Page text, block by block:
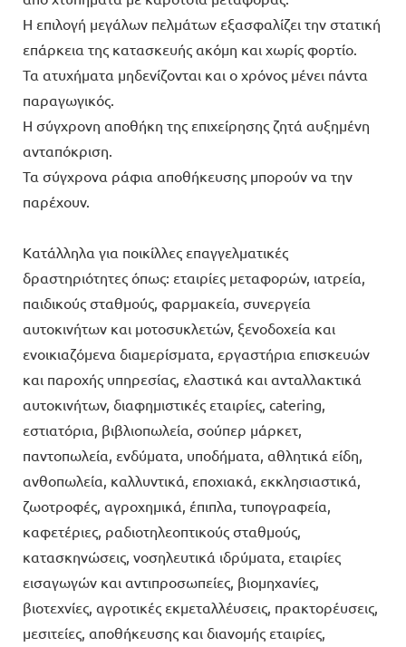
Η επιλογή μεγάλων πελμάτων εξασφαλίζει την στατική
επάρκεια της κατασκευής ακόμη και χωρίς φορτίο.
Τα ατυχήματα μηδενίζονται και ο χρόνος μένει πάντα
παραγωγικός.
Η σύγχρονη αποθήκη της επιχείρησης ζητά αυξημένη
ανταπόκριση.
Τα σύγχρονα ράφια αποθήκευσης μπορούν να την
παρέχουν.
Κατάλληλα για ποικίλλες επαγγελματικές
δραστηριότητες όπως: εταιρίες μεταφορών, ιατρεία,
παιδικούς σταθμούς, φαρμακεία, συνεργεία
αυτοκινήτων και μοτοσυκλετών, ξενοδοχεία και
ενοικιαζόμενα διαμερίσματα, εργαστήρια επισκευών
και παροχής υπηρεσίας, ελαστικά και ανταλλακτικά
αυτοκινήτων, διαφημιστικές εταιρίες, catering,
εστιατόρια, βιβλιοπωλεία, σούπερ μάρκετ,
παντοπωλεία, ενδύματα, υποδήματα, αθλητικά είδη,
ανθοπωλεία, καλλυντικά, εποχιακά, εκκλησιαστικά,
ζωοτροφές, αγροχημικά, έπιπλα, τυπογραφεία,
καφετέριες, ραδιοτηλεοπτικούς σταθμούς,
κατασκηνώσεις, νοσηλευτικά ιδρύματα, εταιρίες
εισαγωγών και αντιπροσωπείες, βιομηχανίες,
βιοτεχνίες, αγροτικές εκμεταλλέυσεις, πρακτορέυσεις,
μεσιτείες, αποθήκευσης και διανομής εταιρίες,